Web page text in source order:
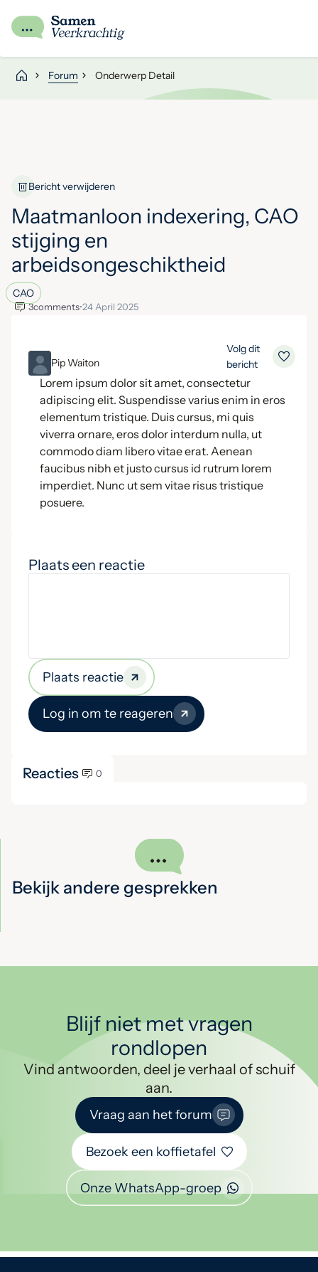
Forum Onderwerp Detail
Bericht verwijderen
Maatmanloon indexering, CAO
stijging en
arbeidsongeschiktheid
CAO
3comments•24 April 2025
ML Pip Waiton
Volg dit
bericht
Lorem ipsum dolor sit amet, consectetur
adipiscing elit. Suspendisse varius enim in eros
elementum tristique. Duis cursus, mi quis
viverra ornare, eros dolor interdum nulla, ut
commodo diam libero vitae erat. Aenean
faucibus nibh et justo cursus id rutrum lorem
imperdiet. Nunc ut sem vitae risus tristique
posuere.
Plaats een reactie
Plaats reactie
Log in om te reageren
Reacties 0
Bekijk andere gesprekken
Blijf niet met vragen
rondlopen
Vind antwoorden, deel je verhaal of schuif
aan.
Vraag aan het forum
Bezoek een koffietafel
Onze WhatsApp-groep